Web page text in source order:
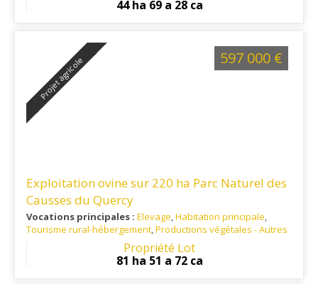
44 ha 69 a 28 ca
Projet agricole
Exploitation ovine sur 220 ha Parc Naturel des
Causses du Quercy
Vocations principales : Elevage,Habitation principale,
Tourisme rural-hébergement,Productions végétales - Autres
: Parc Naturel des causses du Quercy et
Propriété Lot
81 ha 51 a 72 ca
597 000 €